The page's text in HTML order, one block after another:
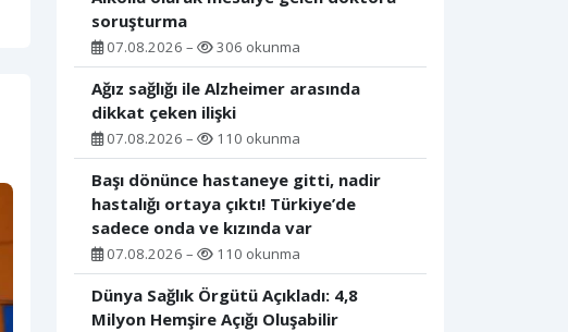
soruşturma
07.08.2026 – 306 okunma
Ağız sağlığı ile Alzheimer arasında
dikkat çeken ilişki
07.08.2026 – 110 okunma
Başı dönünce hastaneye gitti, nadir
hastalığı ortaya çıktı! Türkiye’de
sadece onda ve kızında var
07.08.2026 – 110 okunma
Dünya Sağlık Örgütü Açıkladı: 4,8
Milyon Hemşire Açığı Oluşabilir